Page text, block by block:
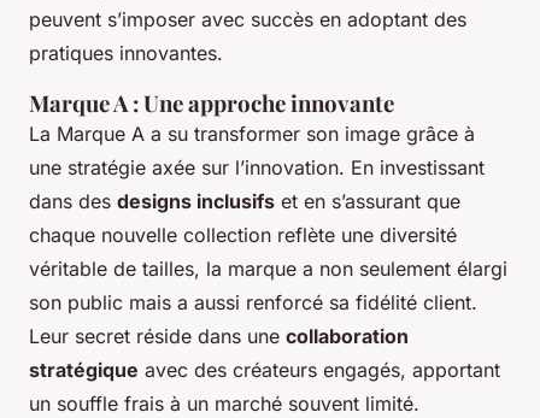
peuvent s’imposer avec succès en adoptant des
pratiques innovantes.
Marque A : Une approche innovante
La Marque A a su transformer son image grâce à
une stratégie axée sur l’innovation. En investissant
dans des designs inclusifs et en s’assurant que
chaque nouvelle collection reflète une diversité
véritable de tailles, la marque a non seulement élargi
son public mais a aussi renforcé sa fidélité client.
Leur secret réside dans une collaboration
stratégique avec des créateurs engagés, apportant
un souffle frais à un marché souvent limité.